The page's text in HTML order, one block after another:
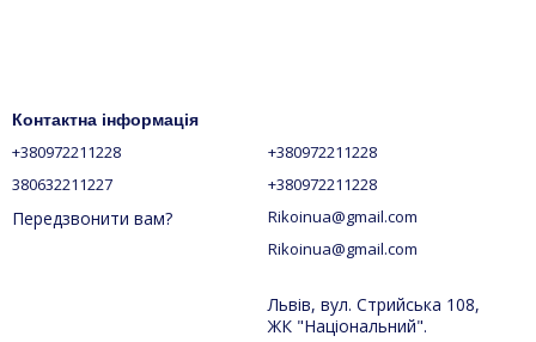
завершальним акцентом в образі;
господаря та чудово утримує тепло.
із взуттям дитини та щоденного прання.
Контактна інформація
+380972211228
380632211227
Передзвонити вам?
+380972211228
+380972211228
Rikoinua@gmail.com
Rikoinua@gmail.com
Львів, вул. Стрийська 108,
ЖК "Національний".